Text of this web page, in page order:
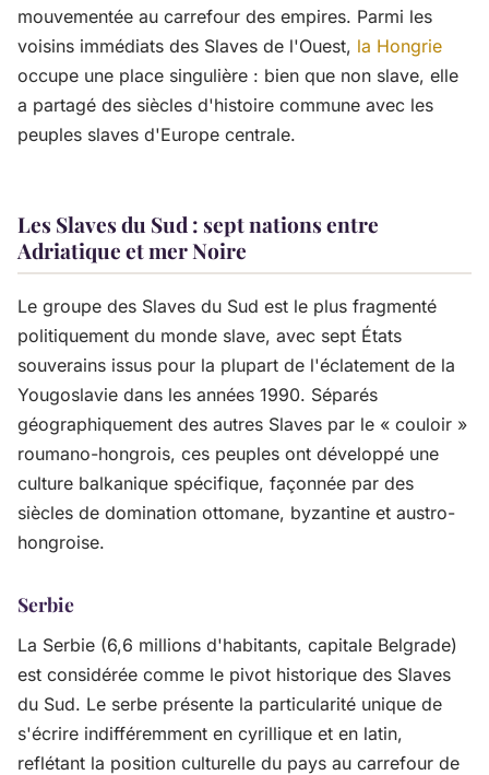
mouvementée au carrefour des empires. Parmi les
voisins immédiats des Slaves de l'Ouest, la Hongrie
occupe une place singulière : bien que non slave, elle
a partagé des siècles d'histoire commune avec les
peuples slaves d'Europe centrale.
Les Slaves du Sud : sept nations entre
Adriatique et mer Noire
Le groupe des Slaves du Sud est le plus fragmenté
politiquement du monde slave, avec sept États
souverains issus pour la plupart de l'éclatement de la
Yougoslavie dans les années 1990. Séparés
géographiquement des autres Slaves par le « couloir »
roumano-hongrois, ces peuples ont développé une
culture balkanique spécifique, façonnée par des
siècles de domination ottomane, byzantine et austro-
hongroise.
Serbie
La Serbie (6,6 millions d'habitants, capitale Belgrade)
est considérée comme le pivot historique des Slaves
du Sud. Le serbe présente la particularité unique de
s'écrire indifféremment en cyrillique et en latin,
reflétant la position culturelle du pays au carrefour de